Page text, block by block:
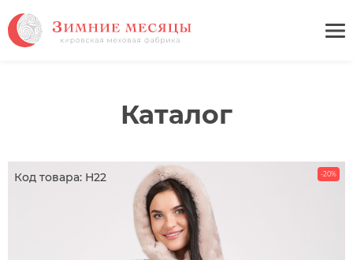
Каталог
Код товара: Н22 -20%